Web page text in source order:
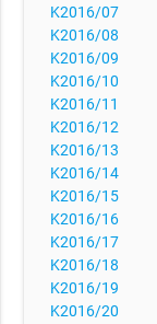
K2016/07
K2016/08
K2016/09
K2016/10
K2016/11
K2016/12
K2016/13
K2016/14
K2016/15
K2016/16
K2016/17
K2016/18
K2016/19
K2016/20